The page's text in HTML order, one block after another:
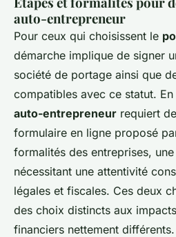
auto-entrepreneur
Pour ceux qui choisissent le
démarche implique de signer
société de portage ainsi que
compatibles avec ce statut.
auto-entrepreneur requiert
formulaire en ligne proposé
formalités des entreprises,
nécessitant une attentivité
légales et fiscales. Ces deux
des choix distincts aux
financiers nettement différents.